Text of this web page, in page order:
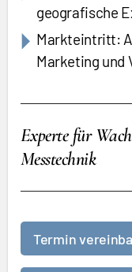
geografische
Markteintritt:
Marketing und
Experte für
Messtechnik
Termin